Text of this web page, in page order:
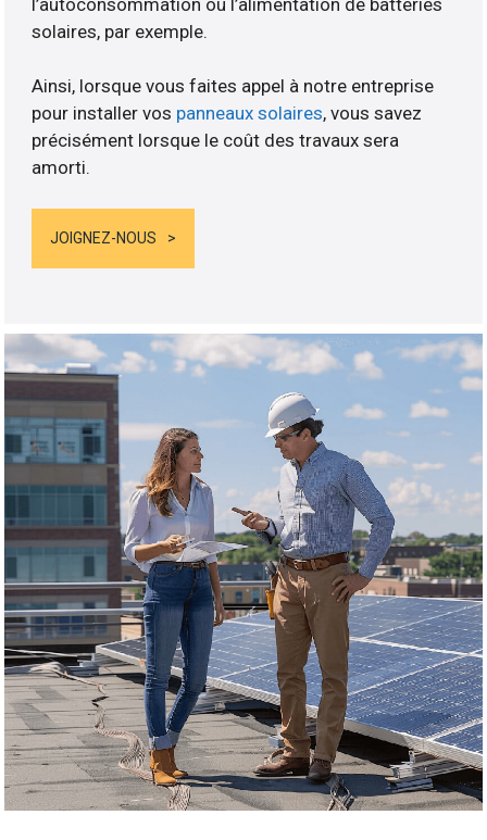
solaires, par exemple.
Ainsi, lorsque vous faites appel à notre entreprise
pour installer vos panneaux solaires, vous savez
précisément lorsque le coût des travaux sera
amorti.
JOIGNEZ-NOUS